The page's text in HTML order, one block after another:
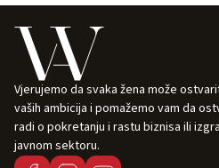
Vjerujemo da svaka žena može
vaših ambicija i pomažemo vam da
radi o pokretanju i rastu biznisa ili
javnom sektoru.